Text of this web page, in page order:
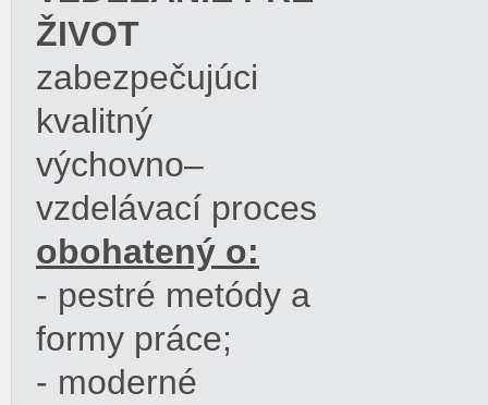
ŽIVOT
zabezpečujúci
kvalitný
výchovno–
vzdelávací proces
obohatený o:
- pestré metódy a
formy práce;
- moderné